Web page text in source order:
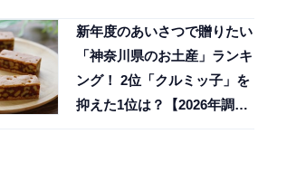
新年度のあいさつで贈りたい
「神奈川県のお土産」ランキ
ング！ 2位「クルミッ子」を
抑えた1位は？【2026年調